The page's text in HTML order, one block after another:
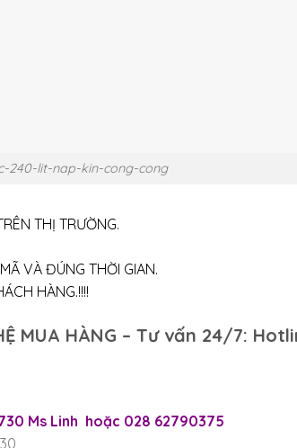
240-lit-nap-kin-cong-cong
THỊ TRƯỜNG.
VÀ ĐÚNG THỜI GIAN.
HÀNG.!!!!
MUA HÀNG – Tư vấn 24/7:
Ms Linh hoặc 028 62790375